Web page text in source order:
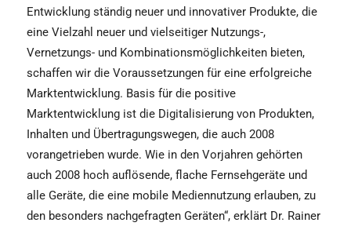
Entwicklung ständig neuer und innovativer Produkte, die
eine Vielzahl neuer und vielseitiger Nutzungs-,
Vernetzungs- und Kombinationsmöglichkeiten bieten,
schaffen wir die Voraussetzungen für eine erfolgreiche
Marktentwicklung. Basis für die positive
Marktentwicklung ist die Digitalisierung von Produkten,
Inhalten und Übertragungswegen, die auch 2008
vorangetrieben wurde. Wie in den Vorjahren gehörten
auch 2008 hoch auflösende, flache Fernsehgeräte und
alle Geräte, die eine mobile Mediennutzung erlauben, zu
den besonders nachgefragten Geräten“, erklärt Dr. Rainer